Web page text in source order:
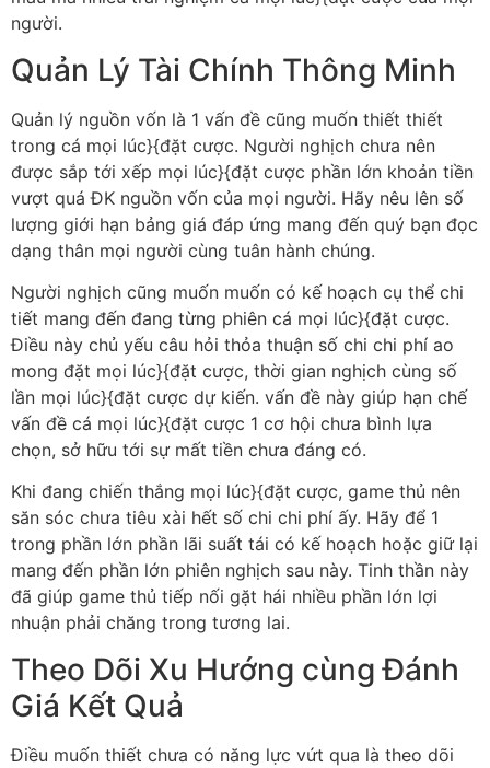
người.
Quản Lý Tài Chính Thông Minh
Quản lý nguồn vốn là 1 vấn đề cũng muốn thiết thiết
trong cá mọi lúc}{đặt cược. Người nghịch chưa nên
được sắp tới xếp mọi lúc}{đặt cược phần lớn khoản tiền
vượt quá ĐK nguồn vốn của mọi người. Hãy nêu lên số
lượng giới hạn bảng giá đáp ứng mang đến quý bạn đọc
dạng thân mọi người cùng tuân hành chúng.
Người nghịch cũng muốn muốn có kế hoạch cụ thể chi
tiết mang đến đang từng phiên cá mọi lúc}{đặt cược.
Điều này chủ yếu câu hỏi thỏa thuận số chi chi phí ao
mong đặt mọi lúc}{đặt cược, thời gian nghịch cùng số
lần mọi lúc}{đặt cược dự kiến. vấn đề này giúp hạn chế
vấn đề cá mọi lúc}{đặt cược 1 cơ hội chưa bình lựa
chọn, sở hữu tới sự mất tiền chưa đáng có.
Khi đang chiến thắng mọi lúc}{đặt cược, game thủ nên
săn sóc chưa tiêu xài hết số chi chi phí ấy. Hãy để 1
trong phần lớn phần lãi suất tái có kế hoạch hoặc giữ lại
mang đến phần lớn phiên nghịch sau này. Tinh thần này
đã giúp game thủ tiếp nối gặt hái nhiều phần lớn lợi
nhuận phải chăng trong tương lai.
Theo Dõi Xu Hướng cùng Đánh
Giá Kết Quả
Điều muốn thiết chưa có năng lực vứt qua là theo dõi